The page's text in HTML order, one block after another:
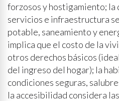
forzosos y hostigamiento;
servicios e infraestructura
potable, saneamiento y
implica que el costo de la
otros derechos básicos
del ingreso del hogar); la
condiciones seguras,
la accesibilidad considera